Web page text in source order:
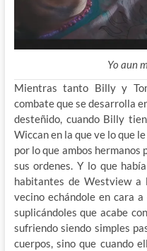
Yo aun
Mientras tanto Billy y
combate que se desarrolla
desteñido, cuando Billy
Wiccan en la que ve lo que
por lo que ambos
sus ordenes. Y lo que
habitantes de Westview a
vecino echándole en cara
suplicándoles que acabe
sufriendo siendo simples
cuerpos, sino que cuando